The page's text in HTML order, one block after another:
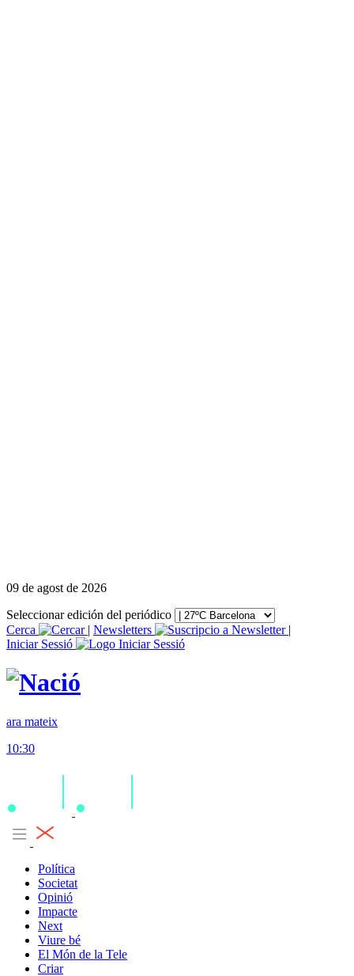
09 de agost de 2026
Seleccionar edición del periódico
Cerca
| Newsletters
|
Iniciar Sessió
ara mateix
10:30
Política
Societat
Opinió
Impacte
Next
Viure bé
El Món de la Tele
Criar